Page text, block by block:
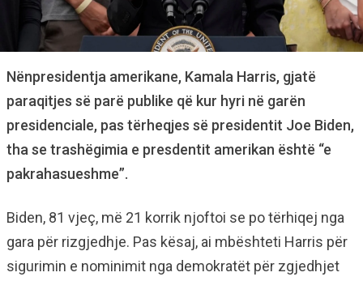
Nënpresidentja amerikane, Kamala Harris, gjatë
paraqitjes së parë publike që kur hyri në garën
presidenciale, pas tërheqjes së presidentit Joe Biden,
tha se trashëgimia e presdentit amerikan është “e
pakrahasueshme”.
Biden, 81 vjeç, më 21 korrik njoftoi se po tërhiqej nga
gara për rizgjedhje. Pas kësaj, ai mbështeti Harris për
sigurimin e nominimit nga demokratët për zgjedhjet